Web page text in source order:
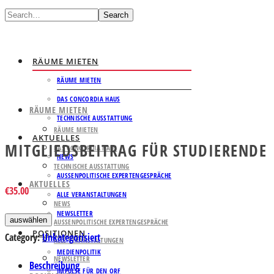
Search
RÄUME MIETEN
RÄUME MIETEN
DAS CONCORDIA HAUS
TECHNISCHE AUSSTATTUNG
AKTUELLES
NEWS
AUSSENPOLITISCHE EXPERTENGESPRÄCHE
ALLE VERANSTALTUNGEN
NEWSLETTER
POSITIONEN
MEDIENPOLITIK
IMPULSE FÜR DEN ORF
RÄUME MIETEN
RÄUME MIETEN
DAS CONCORDIA HAUS
TECHNISCHE AUSSTATTUNG
AKTUELLES
NEWS
AUSSENPOLITISCHE EXPERTENGESPRÄCHE
ALLE VERANSTALTUNGEN
NEWSLETTER
MITGLIEDSBEITRAG FÜR STUDIERENDE
€35.00
auswählen
Category:Unkategorisiert
Beschreibung